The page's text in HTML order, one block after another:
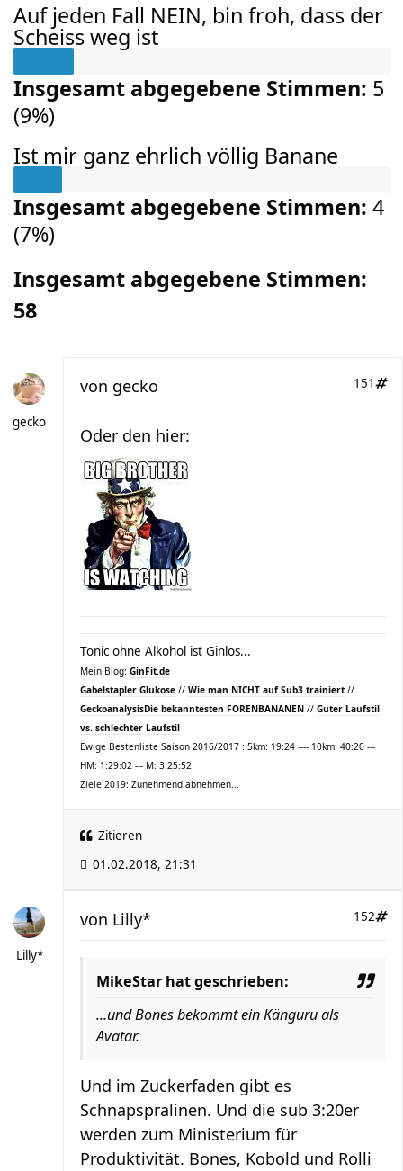
Auf jeden Fall NEIN, bin froh, dass der
Scheiss weg ist
Insgesamt abgegebene Stimmen: 5
(9%)
Ist mir ganz ehrlich völlig Banane
Insgesamt abgegebene Stimmen: 4
(7%)
Insgesamt abgegebene Stimmen:
58
gecko
151
von gecko
Oder den hier:
Tonic ohne Alkohol ist Ginlos...
Mein Blog: GinFit.de
Gabelstapler Glukose // Wie man NICHT auf Sub3 trainiert //
GeckoanalysisDie bekanntesten FORENBANANEN // Guter Laufstil
vs. schlechter Laufstil
Ewige Bestenliste Saison 2016/2017 : 5km: 19:24 ---- 10km: 40:20 ---
HM: 1:29:02 --- M: 3:25:52
Ziele 2019: Zunehmend abnehmen...
Zitieren
01.02.2018, 21:31
Lilly*
152
von Lilly*
MikeStar hat geschrieben:
...und Bones bekommt ein Känguru als
Avatar.
Und im Zuckerfaden gibt es
Schnapspralinen. Und die sub 3:20er
werden zum Ministerium für
Produktivität. Bones, Kobold und Rolli